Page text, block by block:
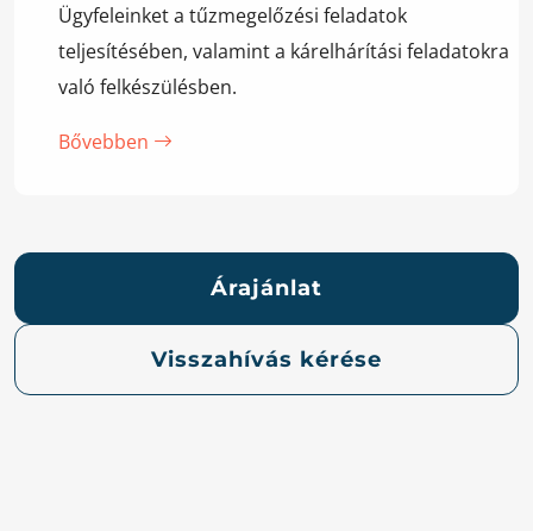
Ügyfeleinket a tűzmegelőzési feladatok
teljesítésében, valamint a kárelhárítási feladatokra
való felkészülésben.
Bővebben
Árajánlat
Visszahívás kérése